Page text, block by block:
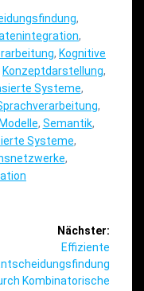
,
,
, Kognitive
Konzeptdarstellung,
Systeme,
,
, Semantik,
Systeme,
,
Nächster:
Nächster
Beitrag:
Effiziente
Kombinatorische